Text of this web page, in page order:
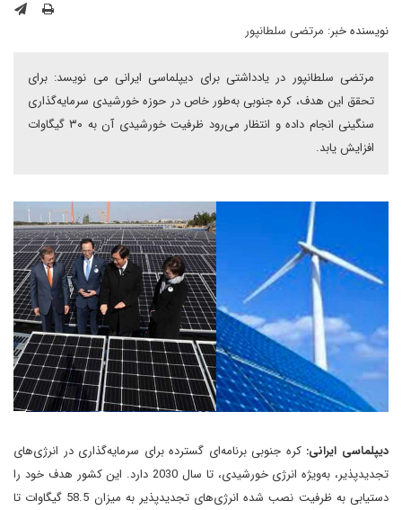
نویسنده خبر: مرتضی سلطانپور
مرتضی سلطانپور در یادداشتی برای دیپلماسی ایرانی می نویسد: برای
تحقق این هدف، کره جنوبی به‌طور خاص در حوزه خورشیدی سرمایه‌گذاری
سنگینی انجام داده و انتظار می‌رود ظرفیت خورشیدی آن به ۳۰ گیگاوات
افزایش یابد.
دیپلماسی ایرانی: کره جنوبی برنامه‌ای گسترده برای سرمایه‌گذاری در انرژی‌های
تجدیدپذیر، به‌ویژه انرژی خورشیدی، تا سال 2030 دارد. این کشور هدف خود را
دستیابی به ظرفیت نصب شده انرژی‌های تجدیدپذیر به میزان 58.5 گیگاوات تا